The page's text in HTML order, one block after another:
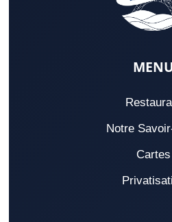
MENU
Notre
Cartes